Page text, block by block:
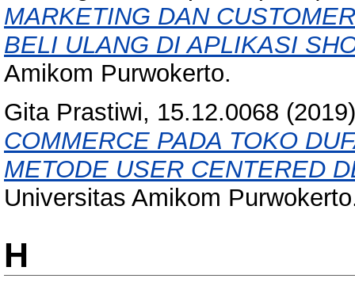
MARKETING DAN
BELI ULANG DI APLIKASI
Amikom Purwokerto.
Gita Prastiwi, 15.12.0068
COMMERCE PADA TOKO
METODE USER CENTERED
Universitas Amikom
H